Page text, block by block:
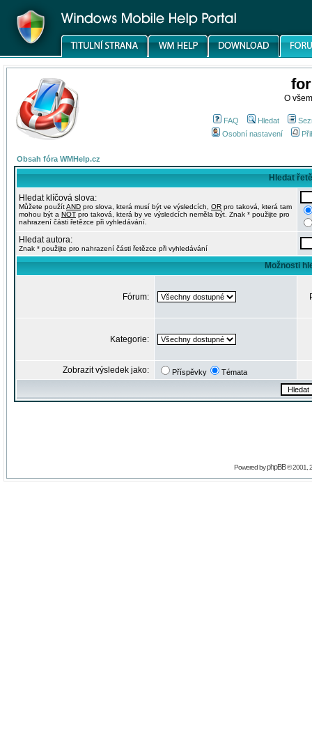
O
FAQ Hledat
Osobní nastavení
Obsah fóra WMHelp.cz
Hledat
Hledat klíčová slova:
Můžete použítAND pro slova, která musí být ve výsledcích, OR pro taková, která tam
mohou být a NOT pro taková, která by ve výsledcích neměla být. Znak * použijte pro
nahrazení části řetězce při vyhledávání.
Hledat autora:
Znak * použijte pro nahrazení části řetězce při vyhledávání
Možnosti
Fórum:
Kategorie:
Zobrazit výsledek jako: Příspěvky Témata
Powered byphpBB© 2001,